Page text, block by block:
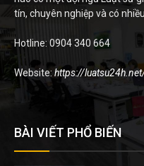
tín, chuyên nghiệp và có
Hotline: 0904 340 664
Website: https://
BÀI VIẾT PHỔ BIẾN